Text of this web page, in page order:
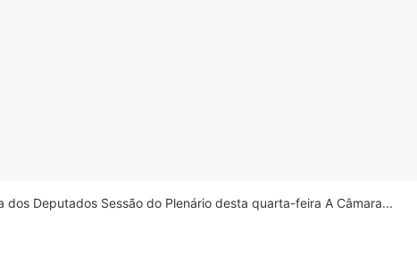
Deputados Sessão do Plenário desta quarta-feira A Câmara...